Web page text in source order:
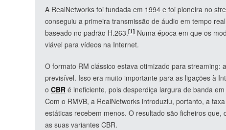
A RealNetworks foi fundada em 1994 e foi pioneira no
conseguiu a primeira transmissão de áudio em tempo
baseado no padrão H.263.[1] Numa época em que os
viável para vídeos na Internet.
O formato RM clássico estava otimizado para
previsível. Isso era muito importante para as ligações à
o CBR é ineficiente, pois desperdiça largura de banda
Com o RMVB, a RealNetworks introduziu, portanto, a
estáticas recebem menos. O resultado são ficheiros
as suas variantes CBR.